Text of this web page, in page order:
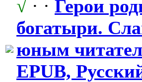
√ · · Герои
богатыри.
юным
EPUB,